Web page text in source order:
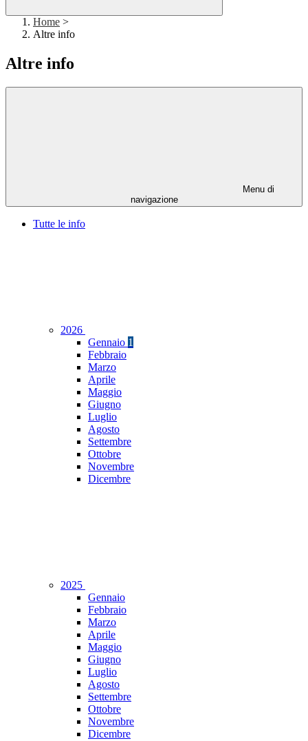
Home >
Altre info
Altre info
Menu di
navigazione
Tutte le info
2026
Gennaio 1
Febbraio
Marzo
Aprile
Maggio
Giugno
Luglio
Agosto
Settembre
Ottobre
Novembre
Dicembre
2025
Gennaio
Febbraio
Marzo
Aprile
Maggio
Giugno
Luglio
Agosto
Settembre
Ottobre
Novembre
Dicembre